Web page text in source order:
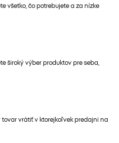
všetko, čo potrebujete a za nízke
široký výber produktov pre seba,
tovar vrátiť v ktorejkoľvek predajni na